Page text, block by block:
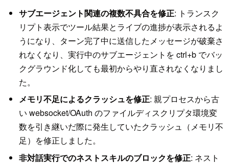
サブエージェント関連の複数不具合を修正: トランスク
リプト表示でツール結果とライブの進捗が表示されるよ
うになり、ターン完了中に送信したメッセージが破棄さ
れなくなり、実行中のサブエージェントを ctrl+b でバッ
クグラウンド化しても最初からやり直されなくなりまし
た。
メモリ不足によるクラッシュを修正: 親プロセスから古
い websocket/OAuth のファイルディスクリプタ環境変
数を引き継いだ際に発生していたクラッシュ（メモリ不
足）を修正しました。
非対話実行でのネストスキルのブロックを修正: ネスト